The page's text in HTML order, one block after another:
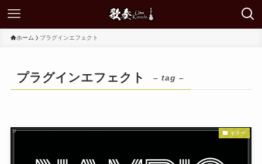
ホーム プラグインエフェクト
プラグインエフェクト – tag –
ギター